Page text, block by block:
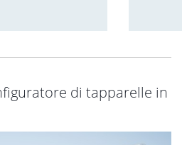
di tapparelle in